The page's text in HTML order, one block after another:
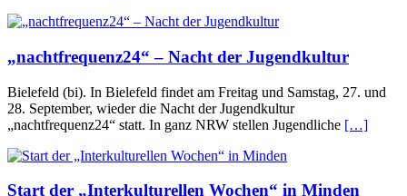
„nachtfrequenz24“ – Nacht der Jugendkultur
Bielefeld (bi). In Bielefeld findet am Freitag und Samstag, 27. und
28. September, wieder die Nacht der Jugendkultur
„nachtfrequenz24“ statt. In ganz NRW stellen Jugendliche […]
Start der „Interkulturellen Wochen“ in Minden